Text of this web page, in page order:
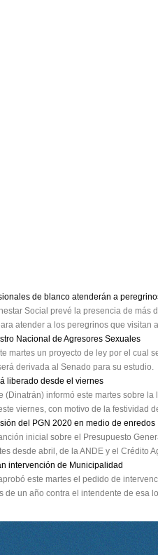
de blanco atenderán a
Social prevé la presencia de más
atender a los peregrinos que visitan
Nacional de Agresores Sexuales
martes un proyecto de ley por el cual
derivada al Senado para su estudio.
liberado desde el viernes
(Dinatrán) informó este martes sobre
viernes, con motivo de la festividad
del PGN 2020 en medio de enredos
inicial sobre el Presupuesto
desde abril, de la ANDE y el Crédito
intervención de Municipalidad
este martes el pedido de
un año contra el intendente de esa